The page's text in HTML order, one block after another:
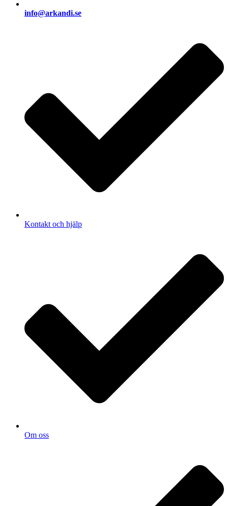
info@arkandi.se
Kontakt och hjälp
Om oss